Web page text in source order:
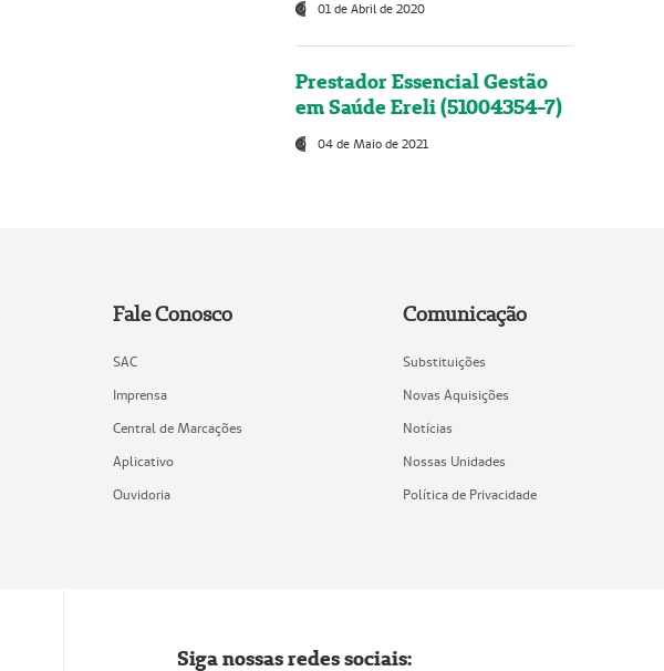
01 de Abril de 2020
Prestador Essencial Gestão
em Saúde Ereli (51004354-7)
04 de Maio de 2021
Fale Conosco
SAC
Imprensa
Central de Marcações
Aplicativo
Ouvidoria
Comunicação
Substituições
Novas Aquisições
Notícias
Nossas Unidades
Política de Privacidade
Siga nossas redes sociais: